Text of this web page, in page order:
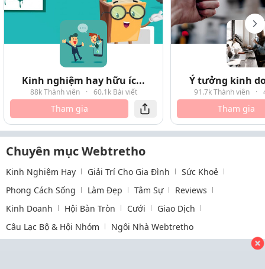
Kinh nghiệm hay hữu íc...
88k Thành viên · 60.1k Bài viết
Tham gia
Ý tưởng kinh
91.7k Thành viên ·
Tham gia
Chuyên mục Webtretho
Kinh Nghiệm Hay Giải Trí Cho Gia Đình
Sức Khoẻ
Phong Cách Sống
Làm Đẹp Tâm Sự
Reviews
Kinh Doanh
Hội Bàn Tròn Cưới
Giao Dịch
Câu Lạc Bộ & Hội Nhóm
Ngôi Nhà Webtretho